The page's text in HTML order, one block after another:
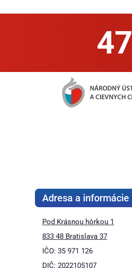
47
Adresa a informácie
Pod Krásnou hôrkou 1
833 48 Bratislava 37
IČO: 35 971 126
DIČ: 2022105107